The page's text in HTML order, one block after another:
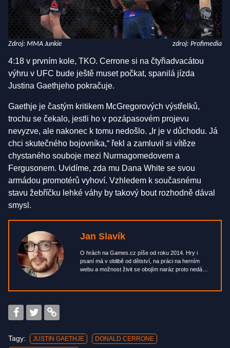
Zdroj: MMA Junkie zdroj: Profimedia
4:18 v prvním kole, TKO. Cerrone si na čtyřiadvacátou
výhru v UFC bude ještě muset počkat, spanilá jízda
Justina Gaethjeho pokračuje.
Gaethje je častým kritikem McGregorových výstřelků,
trochu se čekalo, jestli ho v pozápasovém projevu
nevyzve, ale nakonec k tomu nedošlo. „Ir je v důchodu. Já
chci skutečného bojovníka,“ řekl a zamluvil si vítěze
chystaného souboje mezi Nurmagomedovem a
Fergusonem. Uvidíme, zda mu Dana White se svou
armádou promotérů vyhoví. Vzhledem k současnému
stavu žebříčku lehké váhy by takový bout rozhodně dával
smysl.
Jan Slavík
O hrách na Games.cz píše od roku 2014. Hry i
psaní má v oblibě od dětství, na práci na herním
webu a možnost živit se obojím naráz proto nedá
Tagy: JUSTIN GAETHJE
DONALD CERRONE